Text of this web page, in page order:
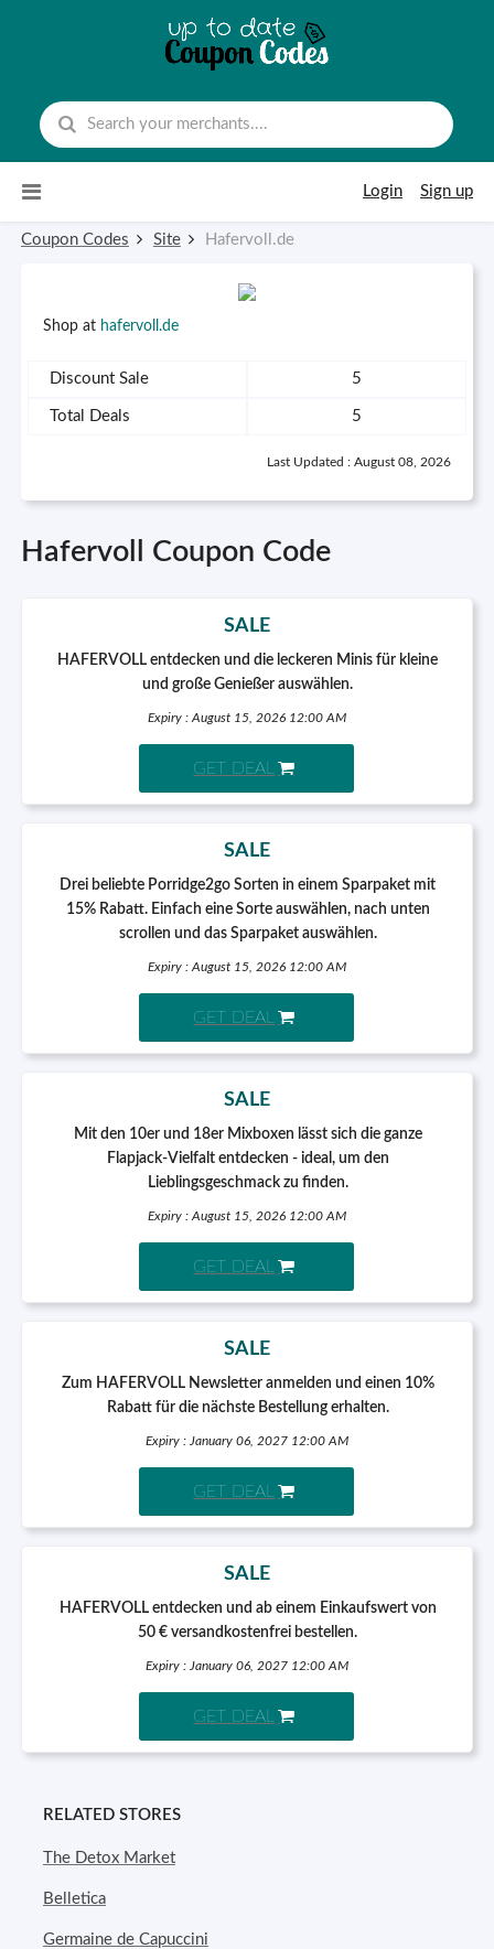
Login
Sign up
Coupon Codes Site Hafervoll.de
Shop at hafervoll.de
Discount Sale 5
Total Deals 5
Last Updated : August 08, 2026
Hafervoll Coupon Code
SALE
HAFERVOLL entdecken und die leckeren Minis für kleine
und große Genießer auswählen.
Expiry : August 15, 2026 12:00 AM
GET DEAL
SALE
Drei beliebte Porridge2go Sorten in einem Sparpaket mit
15% Rabatt. Einfach eine Sorte auswählen, nach unten
scrollen und das Sparpaket auswählen.
Expiry : August 15, 2026 12:00 AM
GET DEAL
SALE
Mit den 10er und 18er Mixboxen lässt sich die ganze
Flapjack-Vielfalt entdecken - ideal, um den
Lieblingsgeschmack zu finden.
Expiry : August 15, 2026 12:00 AM
GET DEAL
SALE
Zum HAFERVOLL Newsletter anmelden und einen 10%
Rabatt für die nächste Bestellung erhalten.
Expiry : January 06, 2027 12:00 AM
GET DEAL
SALE
HAFERVOLL entdecken und ab einem Einkaufswert von
50 € versandkostenfrei bestellen.
Expiry : January 06, 2027 12:00 AM
GET DEAL
RELATED STORES
The Detox Market
Belletica
Germaine de Capuccini